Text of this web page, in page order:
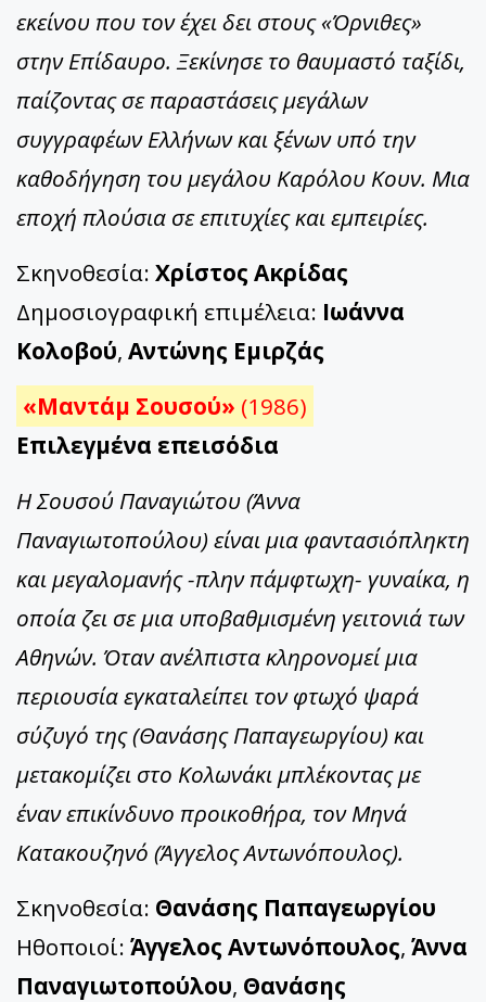
εκείνου που τον έχει δει στους «Όρνιθες»
στην Επίδαυρο. Ξεκίνησε το θαυμαστό ταξίδι,
παίζοντας σε παραστάσεις μεγάλων
συγγραφέων Ελλήνων και ξένων υπό την
καθοδήγηση του μεγάλου Καρόλου Κουν. Μια
εποχή πλούσια σε επιτυχίες και εμπειρίες.
Σκηνοθεσία: Χρίστος Ακρίδας
Δημοσιογραφική επιμέλεια: Ιωάννα
Κολοβού, Αντώνης Εμιρζάς
«Μαντάμ Σουσού» (1986)
Επιλεγμένα επεισόδια
Η Σουσού Παναγιώτου (Άννα
Παναγιωτοπούλου) είναι μια φαντασιόπληκτη
και μεγαλομανής -πλην πάμφτωχη- γυναίκα, η
οποία ζει σε μια υποβαθμισμένη γειτονιά των
Αθηνών. Όταν ανέλπιστα κληρονομεί μια
περιουσία εγκαταλείπει τον φτωχό ψαρά
σύζυγό της (Θανάσης Παπαγεωργίου) και
μετακομίζει στο Κολωνάκι μπλέκοντας με
έναν επικίνδυνο προικοθήρα, τον Μηνά
Κατακουζηνό (Άγγελος Αντωνόπουλος).
Σκηνοθεσία: Θανάσης Παπαγεωργίου
Ηθοποιοί: Άγγελος Αντωνόπουλος, Άννα
Παναγιωτοπούλου, Θανάσης